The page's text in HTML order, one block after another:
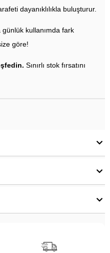
dayanıklılıkla buluşturur.
kullanımda fark
göre!
Sınırlı stok fırsatını